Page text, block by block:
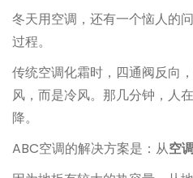
冬天用空调，还有一个恼人的
过程。
传统空调化霜时，四通阀反向
风，而是冷风。那几分钟，人
降。
ABC空调的解决方案是：从空